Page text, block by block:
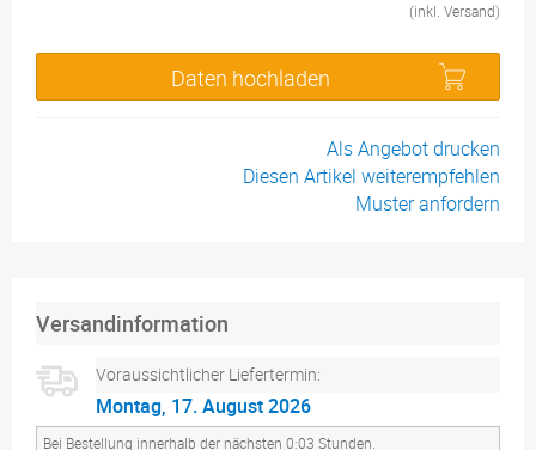
(inkl. Versand)
Daten hochladen
Als Angebot drucken
Diesen Artikel weiterempfehlen
Muster anfordern
Versandinformation
Voraussichtlicher Liefertermin:
Montag, 17. August 2026
Bei Bestellung innerhalb der nächsten 0:03 Stunden.